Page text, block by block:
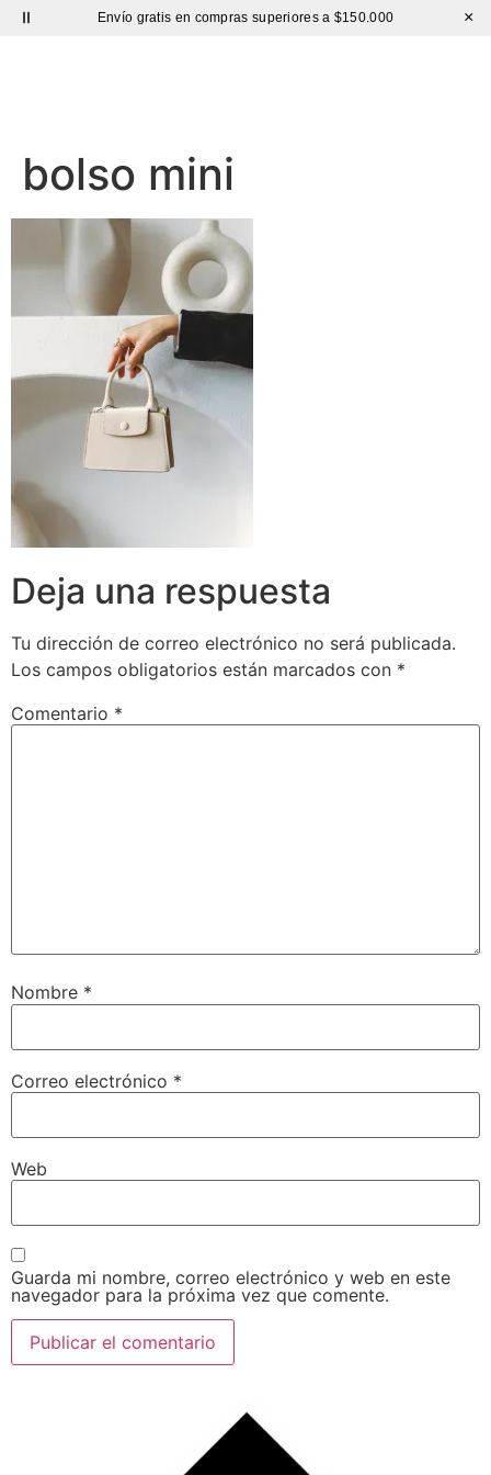
Envío gratis en compras superiores a $150.000 ×
bolso mini
Deja una respuesta
Tu dirección de correo electrónico no será publicada.
Los campos obligatorios están marcados con *
Comentario *
Nombre *
Correo electrónico *
Web
Guarda mi nombre, correo electrónico y web en este
navegador para la próxima vez que comente.